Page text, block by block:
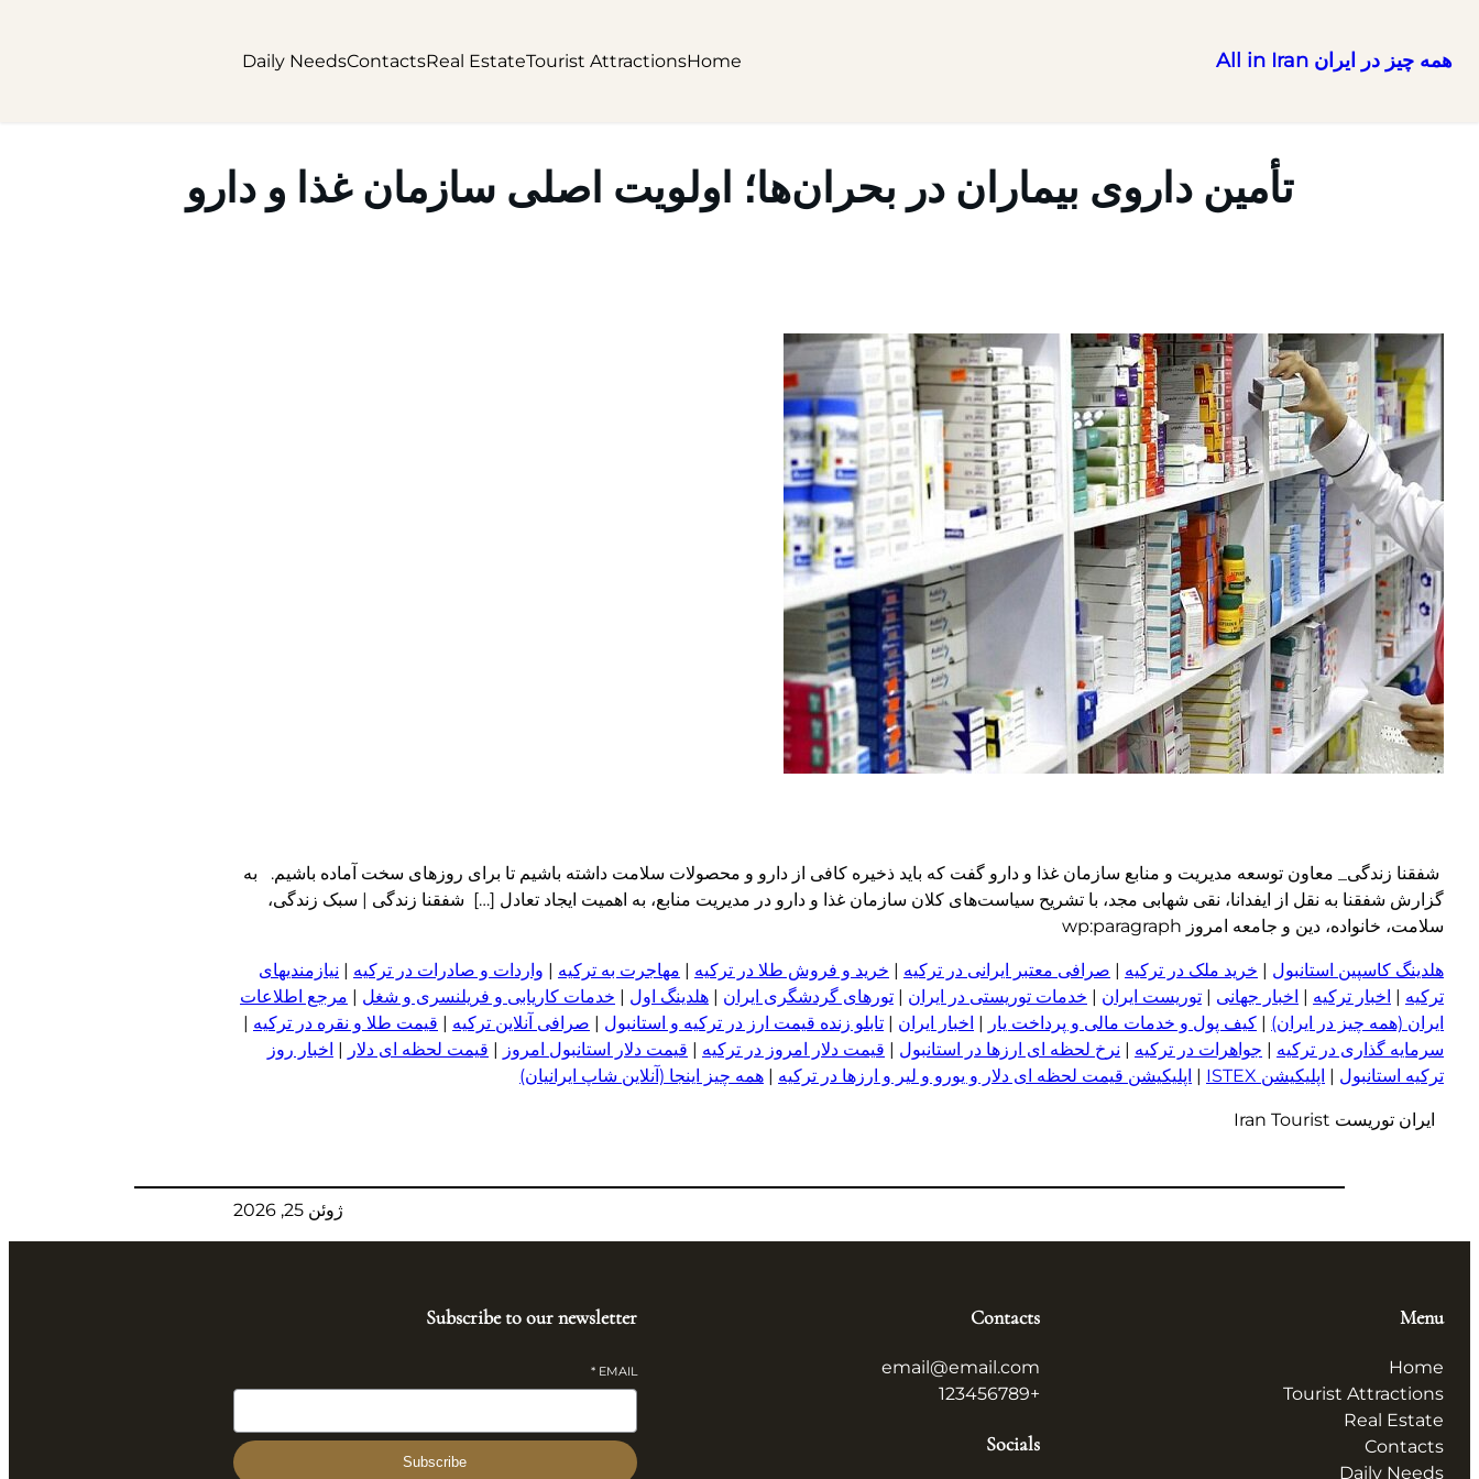
همه چیز در ایران All in Iran Home
Tourist Attractions
Real Estate
Contacts
Daily Needs
تأمین داروی بیماران در بحران‌ها؛ اولویت اصلی سازمان غذا و دارو
شفقنا زندگی_ معاون توسعه مدیریت و منابع سازمان غذا و دارو گفت که باید ذخیره کافی از دارو و محصولات سلامت داشته باشیم تا برای روزهای سخت آماده باشیم. به
گزارش شفقنا به نقل از ایفدانا، نقی شهابی مجد، با تشریح سیاست‌های کلان سازمان غذا و دارو در مدیریت منابع، به اهمیت ایجاد تعادل […] شفقنا زندگی | سبک زندگی،
سلامت، خانواده، دین و جامعه امروز wp:paragraph
هلدینگ کاسپین استانبول | خرید ملک در ترکیه | صرافی معتبر ایرانی در ترکیه | خرید و فروش طلا در ترکیه | مهاجرت به ترکیه | واردات و صادرات در ترکیه | نیازمندیهای
ترکیه | اخبار ترکیه | اخبار جهانی | توریست ایران | خدمات توریستی در ایران | تورهای گردشگری ایران | هلدینگ اول | خدمات کاریابی و فریلنسری و شغل | مرجع اطلاعات
ایران (همه چیز در ایران) | کیف پول و خدمات مالی و پرداخت یار | اخبار ایران | تابلو زنده قیمت ارز در ترکیه و استانبول | صرافی آنلاین ترکیه | قیمت طلا و نقره در ترکیه |
سرمایه گذاری در ترکیه | جواهرات در ترکیه | نرخ لحظه ای ارزها در استانبول | قیمت دلار امروز در ترکیه | قیمت دلار استانبول امروز | قیمت لحظه ای دلار | اخبار روز
ترکیه استانبول | اپلیکیشن ISTEX | اپلیکیشن قیمت لحظه ای دلار و یورو و لیر و ار زها در ترکیه | همه چیز اینجا (آنلاین شاپ ایرانیان)
ایران توریست Iran Tourist
ژوئن 25, 2026
Menu
Home
Tourist Attractions
Real Estate
Contacts
Daily Needs
Contacts
email@email.com
+123456789
Socials
Subscribe to our newsletter
EMAIL
*
Subscribe